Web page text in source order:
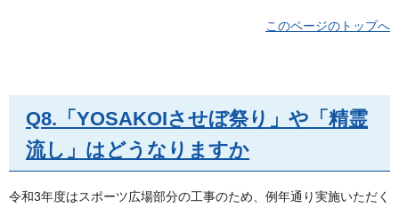
このページのトップへ
Q8.「YOSAKOIさせぼ祭り」や「精霊
流し」はどうなりますか
令和3年度はスポーツ広場部分の工事のため、例年通り実施いただく